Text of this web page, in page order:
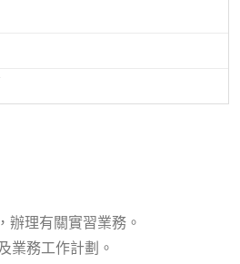
辦理有關實習業務。
業務工作計劃。